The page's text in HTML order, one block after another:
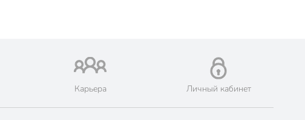
Карьера Личный кабинет